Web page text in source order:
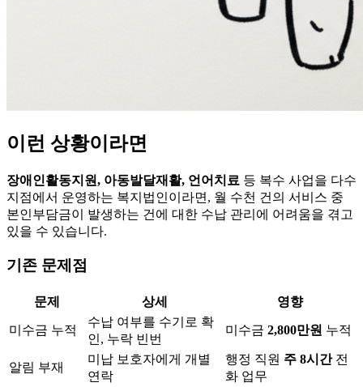
이런 상황이라면
장애인활동지원, 아동발달재활, 언어치료 등 복수 사업을 다수
지점에서 운영하는 복지법인이라면, 월 수천 건의 서비스 중
본인부담금이 발생하는 건에 대한 수납 관리에 어려움을 겪고
있을 수 있습니다.
기존 문제점
문제 상세 영향
미수금 누적
수납 여부를 수기로 확
인, 누락 빈번
미수금 2,800만원 누적
알림 부재
미납 보호자에게 개별
연락
행정 직원 주 8시간전
화 업무